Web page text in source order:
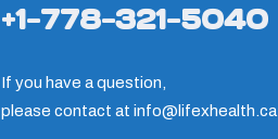
+1-778-321-5040
If you have a question,
please contact atinfo@lifexhealth.ca